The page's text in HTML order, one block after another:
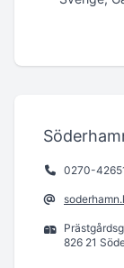
0270-
826 21